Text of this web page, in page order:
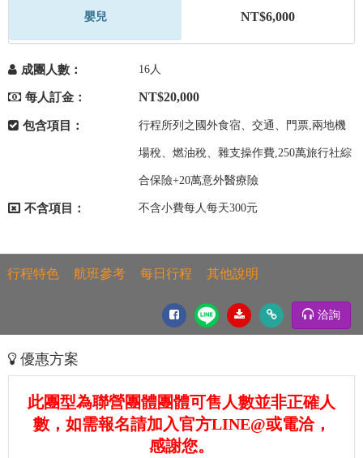
嬰兒 NT$6,000
成團人數： 16人
每人訂金： NT$20,000
包含項目： 行程所列之國外食宿、交通、門票,兩地機
場稅、燃油稅、雜支操作費,250萬旅行社綜
合保險+20萬意外醫療險
不含項目： 不含小費每人每天300元
行程特色 航班參考 每日行程 其他說明
洽詢
優惠方案
此團型為聯營團體團體可售人數並非正確人
數，如需報名請加入官方LINE@或電洽，
感謝您。